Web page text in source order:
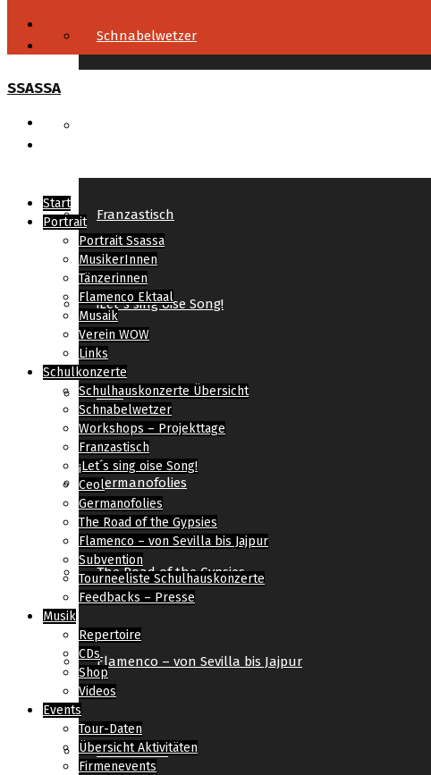
Schnabelwetzer
Franzastisch
¡Let´s sing oise Song!
Ceol
Germanofolies
The Road of the Gypsies
Flamenco – von Sevilla bis Jajpur
Subvention
SSASSA
Start
Portrait
Portrait Ssassa
MusikerInnen
Tänzerinnen
Flamenco Ektaal
Musaik
Verein WOW
Links
Schulkonzerte
Schulhauskonzerte Übersicht
Schnabelwetzer
Workshops – Projekttage
Franzastisch
¡Let´s sing oise Song!
Ceol
Germanofolies
The Road of the Gypsies
Flamenco – von Sevilla bis Jajpur
Subvention
Tourneeliste Schulhauskonzerte
Feedbacks – Presse
Musik
Repertoire
CDs
Shop
Videos
Events
Tour-Daten
Übersicht Aktivitäten
Firmenevents